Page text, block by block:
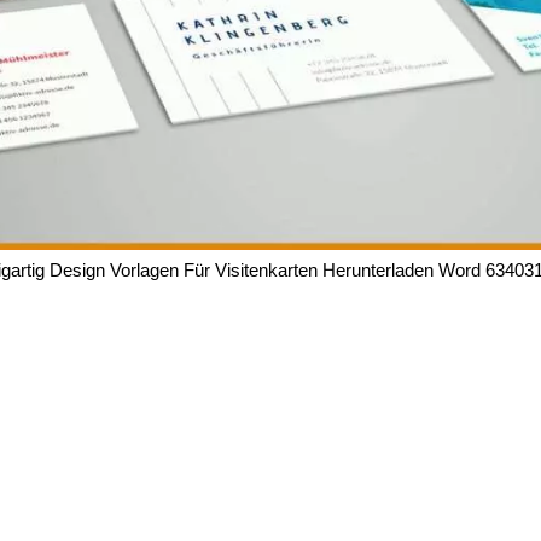
Design Vorlagen Für Visitenkarten Herunterladen Word